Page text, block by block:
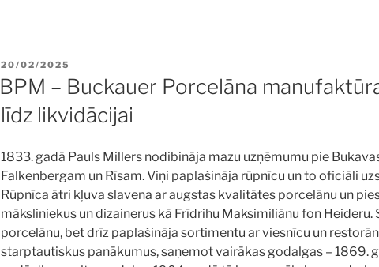
POSTED
ON
20/02/2025
BPM – Buckauer Porcelāna
līdz likvidācijai
1833. gadā Pauls Millers nodibināja mazu uzņēmumu pie
Falkenbergam un Rīsam. Viņi paplašināja rūpnīcu un to oficiāli
Rūpnīca ātri kļuva slavena ar augstas kvalitātes porcelānu un
māksliniekus un dizainerus kā Frīdrihu Maksimiliānu fon
porcelānu, bet drīz paplašināja sortimentu ar viesnīcu un
starptautiskus panākumus, saņemot vairākas godalgas – 1869.